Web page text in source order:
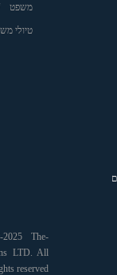
משפט
טיולי
The-
LTD. All
reserved